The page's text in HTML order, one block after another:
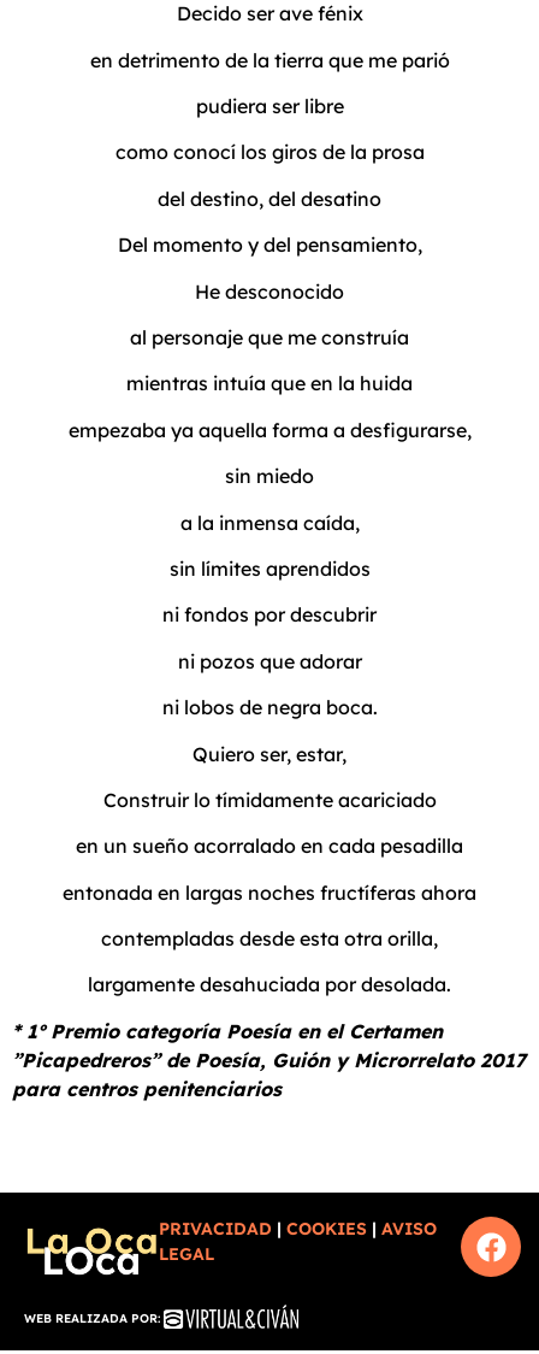
Decido ser ave fénix
en detrimento de la tierra que me parió
pudiera ser libre
como conocí los giros de la prosa
del destino, del desatino
Del momento y del pensamiento,
He desconocido
al personaje que me construía
mientras intuía que en la huida
empezaba ya aquella forma a desfigurarse,
sin miedo
a la inmensa caída,
sin límites aprendidos
ni fondos por descubrir
ni pozos que adorar
ni lobos de negra boca.
Quiero ser, estar,
Construir lo tímidamente acariciado
en un sueño acorralado en cada pesadilla
entonada en largas noches fructíferas ahora
contempladas desde esta otra orilla,
largamente desahuciada por desolada.
* 1º Premio categoría Poesía en el Certamen
”Picapedreros” de Poesía, Guión y Microrrelato 2017
para centros penitenciarios
PRIVACIDAD | COOKIES | AVISO
LEGAL
WEB REALIZADA POR: